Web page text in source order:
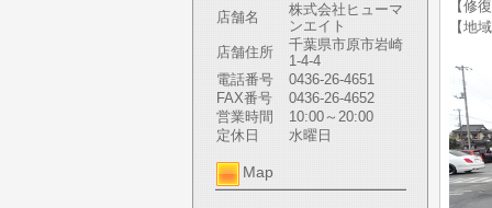
店舗名
株式会社ヒューマ
ンエイト
店舗住所
千葉県市原市岩崎
1-4-4
電話番号
0436-26-4651
FAX番号
0436-26-4652
営業時間
10:00～20:00
定休日
水曜日
Map
【修
【地